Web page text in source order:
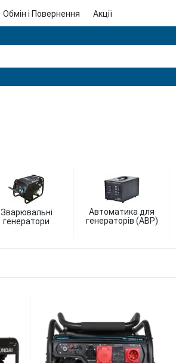
Обмін і Повернення Акції
Зварювальні
генератори
Автоматика для
генераторів (АВР)